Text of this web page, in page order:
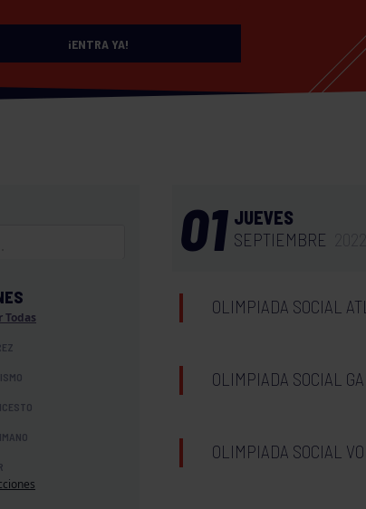
¡ENTRA YA!
Todas
01 JUEVES
SEPTIEMBRE
OLIMPIADA SOCIAL
OLIMPIADA SOCIAL
OLIMPIADA SOCIAL